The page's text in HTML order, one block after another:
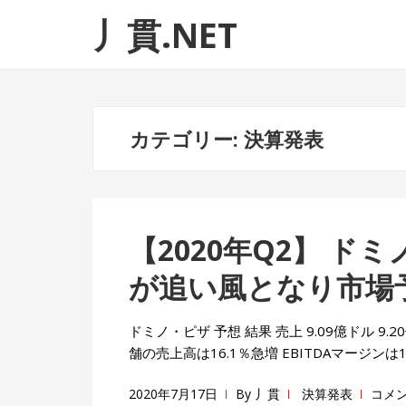
ゲ
テ丿貫.NET
カテゴリー: 決算発表
【2020年Q2】 ド
が追い風となり市
ドミノ・ピザ 予想 結果 売上 9.09億ドル
舗の売上高は16.1％急増 EBITDAマージン
2020年7月17日 By 丿貫 決算発表 コメ